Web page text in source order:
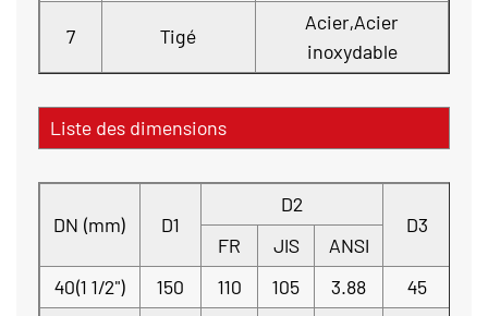
7 Tigé
Acier,Acier
inoxydable
Liste des dimensions
DN (mm) D1
D2
D3
FR
JIS
ANSI
40(1 1/2")
150 110 105 3.88 45